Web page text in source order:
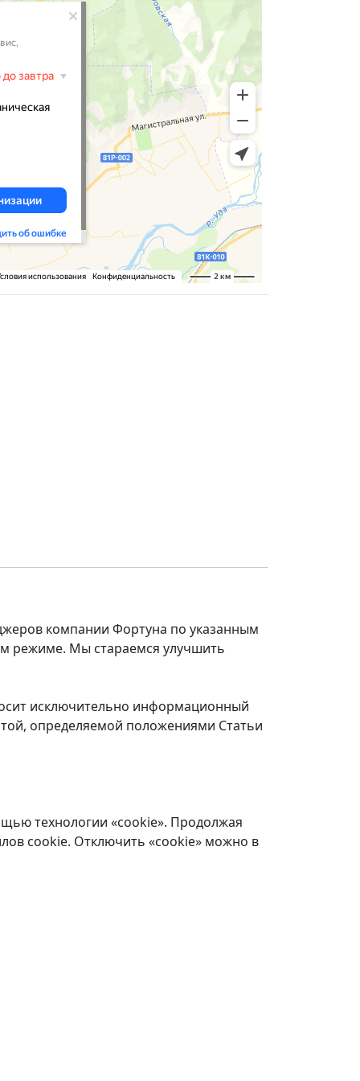
компании Фортуна по указанным
режиме. Мы стараемся улучшить
исключительно информационный
определяемой положениями Статьи
технологии «cookie». Продолжая
cookie. Отключить «cookie» можно в